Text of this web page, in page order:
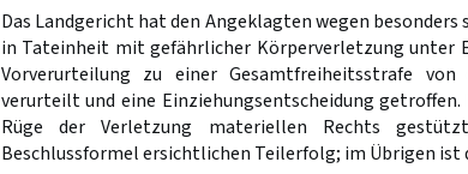
Das Landgericht hat den Angeklagten wegen besonders
in Tateinheit mit gefährlicher Körperverletzung unter
Vorverurteilung zu einer Gesamtfreiheitsstrafe
verurteilt und eine Einziehungsentscheidung
Rüge der Verletzung materiellen Rechts
Beschlussformel ersichtlichen Teilerfolg; im Übrigen